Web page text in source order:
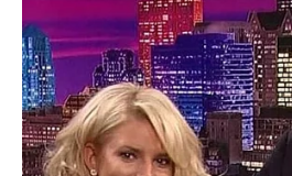
STRIJELAC
Dolazi vam prilika koju ste nekada
Sada ste mnogo spremniji da je